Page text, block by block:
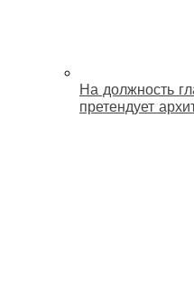
На должность
претендует